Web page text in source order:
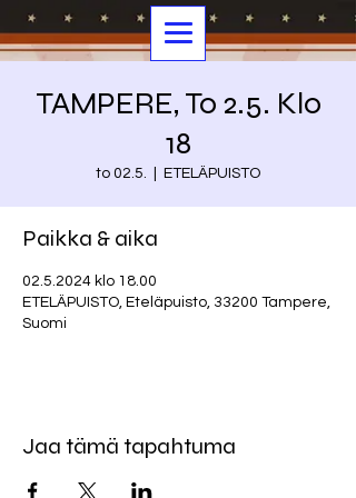
TAMPERE, To 2.5. Klo
18
to 02.5. ETELÄPUISTO
Paikka & aika
02.5.2024 klo 18.00
ETELÄPUISTO, Eteläpuisto, 33200 Tampere,
Suomi
Jaa tämä tapahtuma